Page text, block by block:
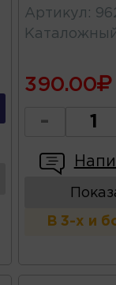
Артикул :
390.00
-
В 3-х и